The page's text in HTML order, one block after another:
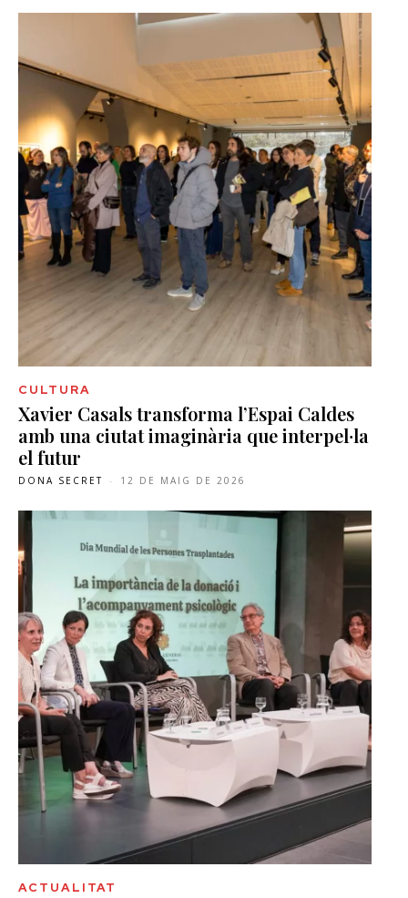
CULTURA
Xavier Casals transforma l’Espai Caldes
amb una ciutat imaginària que interpel·la
el futur
DONA SECRET - 12 DE MAIG DE 2026
ACTUALITAT